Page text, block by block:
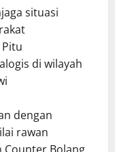
situasi
di wilayah
dengan
rawan